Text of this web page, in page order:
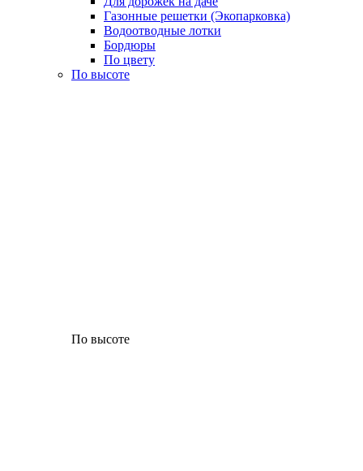
Газонные решетки (Экопарковка)
Водоотводные лотки
Бордюры
По цвету
По высоте
По высоте